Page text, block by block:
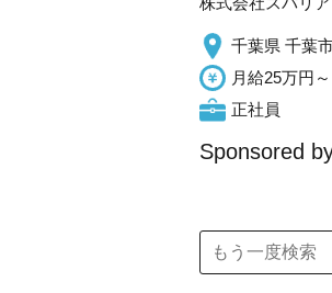
千葉県 千葉
月給25万円～
正社員
Sponsored